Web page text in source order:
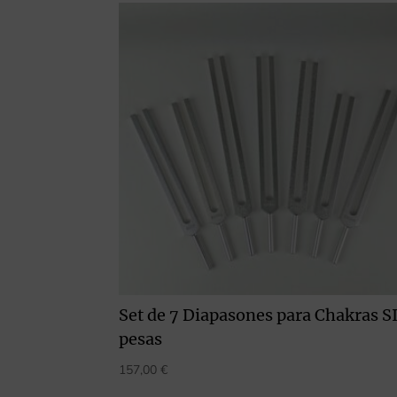
Set de 7 Diapasones para Chakras
pesas
157,00 €